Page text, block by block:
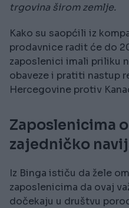
trgovina širom zemlje.
Kako su saopćili iz
prodavnice radit će do
zaposlenici imali priliku
obaveze i pratiti nastup
Hercegovine protiv
Zaposlenicima
zajedničko
Iz Binga ističu da žele
zaposlenicima da ovaj
dočekaju u društvu